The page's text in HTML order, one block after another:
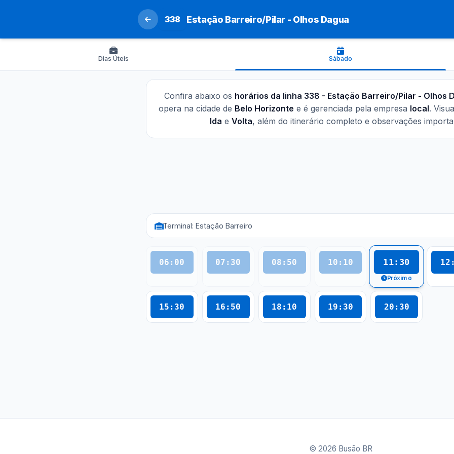
338 Estação Barreiro/Pilar - Olhos Dagua
Dias Úteis Sábado
Confira abaixo os horários da linha 338 - Estação Barreiro/Pilar - Olhos
opera na cidade de Belo Horizonte e é gerenciada pela empresa local.
Ida e Volta, além do itinerário completo e observações
Terminal: Estação Barreiro
06:00 07:30 08:50 10:10 11:30
Próximo
15:30 16:50 18:10 19:30 20:30
© 2026 Busão BR